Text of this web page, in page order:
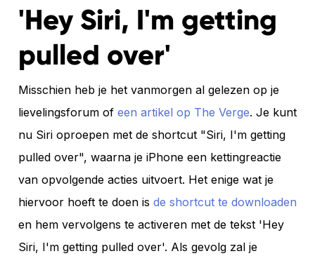
'Hey Siri, I'm getting
pulled over'
Misschien heb je het vanmorgen al gelezen op je
lievelingsforum of een artikel op The Verge. Je kunt
nu Siri oproepen met de shortcut "Siri, I'm getting
pulled over", waarna je iPhone een kettingreactie
van opvolgende acties uitvoert. Het enige wat je
hiervoor hoeft te doen is de shortcut te downloaden
en hem vervolgens te activeren met de tekst 'Hey
Siri, I'm getting pulled over'. Als gevolg zal je